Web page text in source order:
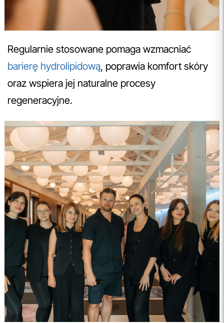
Regularnie stosowane pomaga wzmacniać
barierę hydrolipidową, poprawia komfort skóry
oraz wspiera jej naturalne procesy
regeneracyjne.